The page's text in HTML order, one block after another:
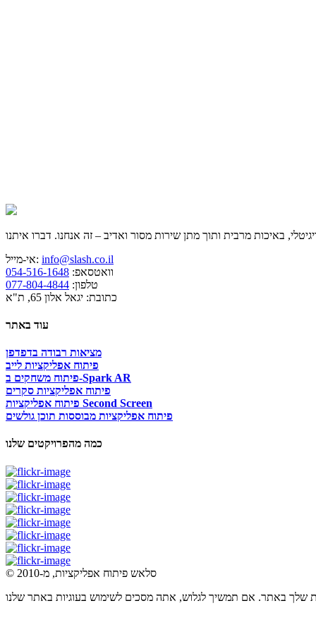
אי-מייל: info@slash.co.il
וואטסאפ: 054-516-1648
טלפון: 077-804-4844
כתובת: יגאל אלון 65, ת"א
עוד באתר
מציאות רבודה בדפדפן
פיתוח אפליקציות לייב
פיתוח משחקים ב-Spark AR
פיתוח אפליקציות סקרים
פיתוח אפליקציות Second Screen
פיתוח אפליקציות מבוססות תוכן גולשים
כמה מהפרויקטים שלנו
© סלאש פיתוח אפליקציות, מ-2010